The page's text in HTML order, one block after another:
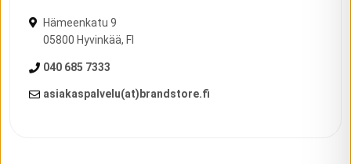
Hämeenkatu 9
05800 Hyvinkää, FI
040 685 7333
asiakaspalvelu(at)brandstore.fi